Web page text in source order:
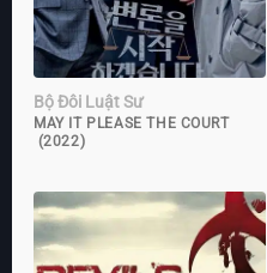
Bộ Đôi Luật Sư
MAY IT PLEASE THE COURT
(2022)